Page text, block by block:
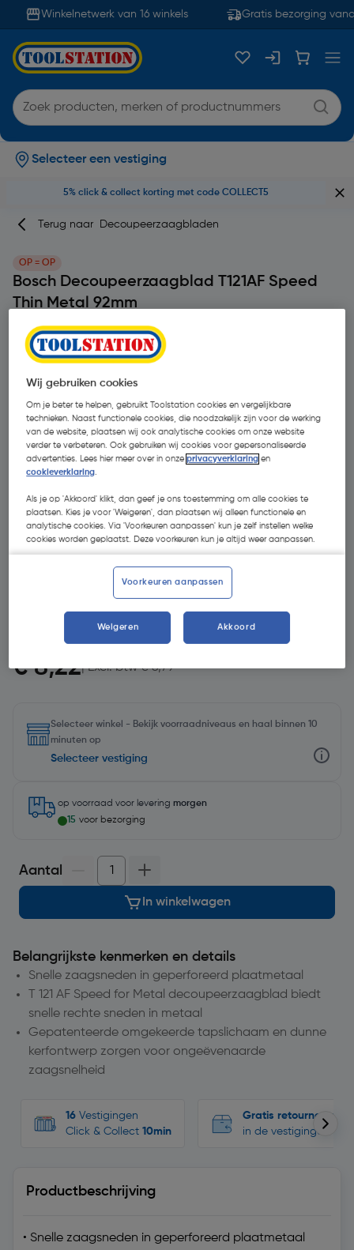
Winkelnetwerk van 16 winkels Gratis bezorging
Selecteer een vestiging
5% click & collect korting met code COLLECT5
Terug naar Decoupeerzaagbladen
OP = OP
Bosch Decoupeerzaagblad T121AF Speed
Thin Metal 92mm
MerkBosch Productcode: 68795
- 9 %
€ 8,22| Excl. btw € 6,79
Selecteer winkel - Bekijk voorraadniveaus en haal binnen 10
minuten op
Selecteer vestiging
op voorraad voor levering morgen
15 voor bezorging
Aantal
In winkelwagen
Belangrijkste kenmerken en details
Snelle zaagsneden in geperforeerd plaatmetaal
T 121 AF Speed for Metal decoupeerzaagblad biedt
snelle rechte sneden in metaal
Gepatenteerde omgekeerde tapslichaam en dunne
kerfontwerp zorgen voor ongeëvenaarde
zaagsnelheid
16 Vestigingen
Click & Collect 10min
Gratis retourneren
in de vestigingen
Productbeschrijving
• Snelle zaagsneden in geperforeerd plaatmetaal
Wij gebruiken cookies
Om je beter te helpen, gebruikt Toolstation cookies en vergelijkbare
technieken. Naast functionele cookies, die noodzakelijk zijn voor de werking
van de website, plaatsen wij ook analytische cookies om onze website
verder te verbeteren. Ook gebruiken wij cookies voor gepersonaliseerde
advertenties. Lees hier meer over in onzeprivacyverklaring en
cookieverklaring.
Als je op 'Akkoord' klikt, dan geef je ons toestemming om alle cookies te
plaatsen. Kies je voor 'Weigeren', dan plaatsen wij alleen functionele en
analytische cookies. Via 'Voorkeuren aanpassen' kun je zelf instellen welke
cookies worden geplaatst. Deze voorkeuren kun je altijd weer aanpassen.
Voorkeuren aanpassen
Weigeren Akkoord